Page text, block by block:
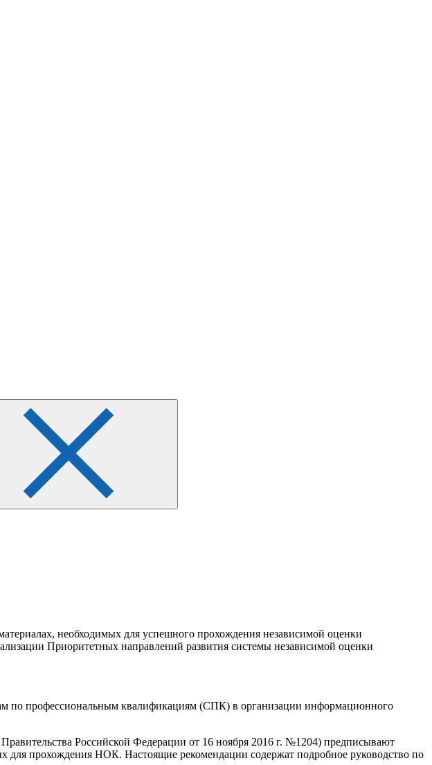
необходимых для успешного прохождения независимой оценки
Приоритетных направлений развития системы независимой оценки
по профессиональным квалификациям (СПК) в организации информационного
Российской Федерации от 16 ноября 2016 г. №1204) предписывают
прохождения НОК. Настоящие рекомендации содержат подробное руководство по